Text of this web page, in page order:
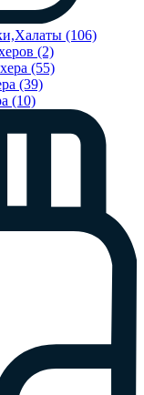
(106)
(2)
(55)
(39)
(10)